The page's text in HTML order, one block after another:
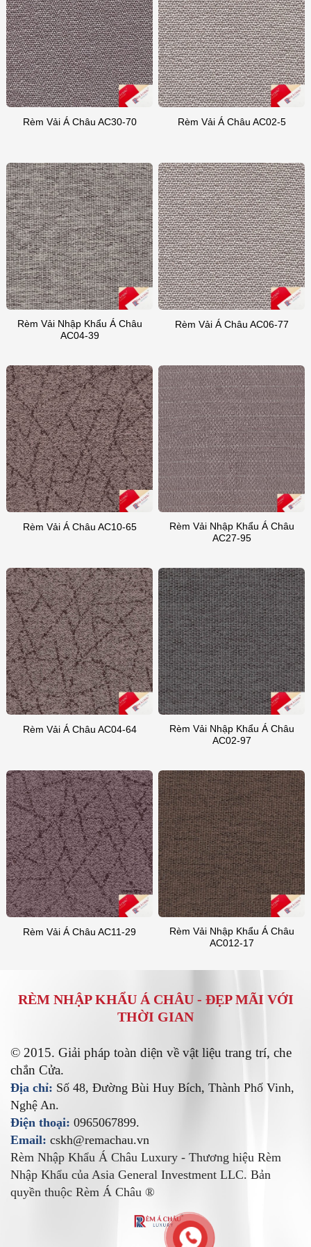
Rèm Vải Á Châu AC30-70 Rèm Vải Á Châu AC02-5
Rèm Vải Nhập Khẩu Á Châu
AC04-39
Rèm Vải Á Châu AC06-77
Rèm Vải Á Châu AC10-65
Rèm Vải Nhập Khẩu Á Châu
AC27-95
Rèm Vải Á Châu AC04-64
Rèm Vải Nhập Khẩu Á Châu
AC02-97
Rèm Vải Á Châu AC11-29
Rèm Vải Nhập Khẩu Á Châu
AC012-17
RÈM NHẬP KHẨU Á CHÂU - ĐẸP MÃI VỚI
THỜI GIAN
© 2015. Giải pháp toàn diện về vật liệu trang trí, che
chắn Cửa.
Địa chỉ: Số 48, Đường Bùi Huy Bích, Thành Phố Vinh,
Nghệ An.
Điện thoại: 0965067899.
Email: cskh@remachau.vn
Rèm Nhập Khẩu Á Châu Luxury - Thương hiệu Rèm
Nhập Khẩu của Asia General Investment LLC. Bản
quyền thuộc Rèm Á Châu ®